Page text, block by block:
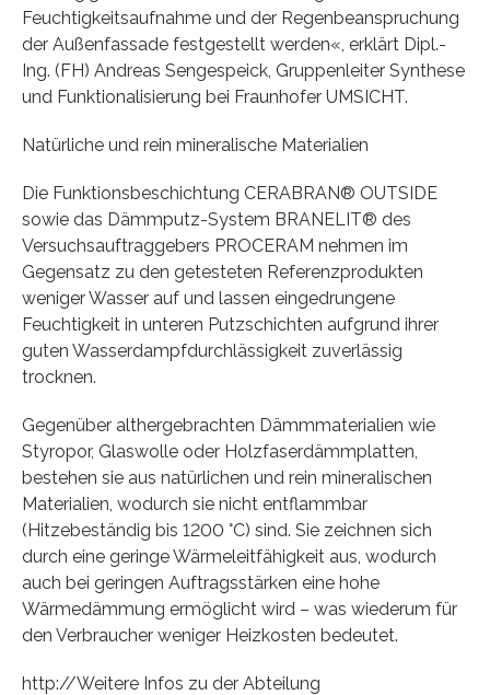
Feuchtigkeitsaufnahme und der Regenbeanspruchung
der Außenfassade festgestellt werden«, erklärt Dipl.-
Ing. (FH) Andreas Sengespeick, Gruppenleiter Synthese
und Funktionalisierung bei Fraunhofer UMSICHT.
Natürliche und rein mineralische Materialien
Die Funktionsbeschichtung CERABRAN® OUTSIDE
sowie das Dämmputz-System BRANELIT® des
Versuchsauftraggebers PROCERAM nehmen im
Gegensatz zu den getesteten Referenzprodukten
weniger Wasser auf und lassen eingedrungene
Feuchtigkeit in unteren Putzschichten aufgrund ihrer
guten Wasserdampfdurchlässigkeit zuverlässig
trocknen.
Gegenüber althergebrachten Dämmmaterialien wie
Styropor, Glaswolle oder Holzfaserdämmplatten,
bestehen sie aus natürlichen und rein mineralischen
Materialien, wodurch sie nicht entflammbar
(Hitzebeständig bis 1200 °C) sind. Sie zeichnen sich
durch eine geringe Wärmeleitfähigkeit aus, wodurch
auch bei geringen Auftragsstärken eine hohe
Wärmedämmung ermöglicht wird – was wiederum für
den Verbraucher weniger Heizkosten bedeutet.
http://Weitere Infos zu der Abteilung